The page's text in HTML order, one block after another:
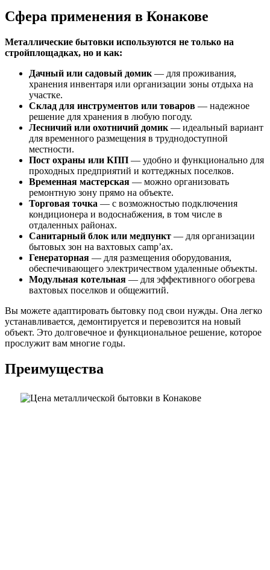
Сфера применения в Конакове
Металлические бытовки используются не только на
стройплощадках, но и как:
Дачный или садовый домик — для проживания,
хранения инвентаря или организации зоны отдыха на
участке.
Склад для инструментов или товаров — надежное
решение для хранения в любую погоду.
Лесничий или охотничий домик — идеальный вариант
для временного размещения в труднодоступной
местности.
Пост охраны или КПП — удобно и функционально для
проходных предприятий и коттеджных поселков.
Временная мастерская — можно организовать
ремонтную зону прямо на объекте.
Торговая точка — с возможностью подключения
кондиционера и водоснабжения, в том числе в
отдаленных районах.
Санитарный блок или медпункт — для организации
бытовых зон на вахтовых camp’ах.
Генераторная — для размещения оборудования,
обеспечивающего электричеством удаленные объекты.
Модульная котельная — для эффективного обогрева
вахтовых поселков и общежитий.
Вы можете адаптировать бытовку под свои нужды. Она легко
устанавливается, демонтируется и перевозится на новый
объект. Это долговечное и функциональное решение, которое
прослужит вам многие годы.
Преимущества